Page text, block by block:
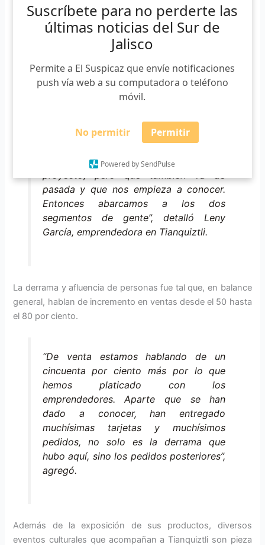
Suscríbete para no perderte las
últimas noticias del Sur de
Jalisco
Permite a El Suspicaz que envíe notificaciones
push vía web a su computadora o teléfono
móvil.
No permitir Permitir
Powered by SendPulse
* Requerido
Email*
“En el Jardín del Rico sí va gente, la
gente que conoce el proyecto, pero
aquí viene gente que conoce el
pasada y que nos empieza a conocer.
Entonces abarcamos a los dos
segmentos de gente”, detalló Leny
García, emprendedora en Tianquiztli.
La derrama y afluencia de personas fue tal que, en balance
general, hablan de incremento en ventas desde el 50 hasta
el 80 por ciento.
“De venta estamos hablando de un
cincuenta por ciento más por lo que
hemos platicado con los
emprendedores. Aparte que se han
dado a conocer, han entregado
muchísimas tarjetas y muchísimos
pedidos, no solo es la derrama que
hubo aquí, sino los pedidos posteriores”,
agregó.
Además de la exposición de sus productos, diversos
eventos culturales que acompañan a Tianquiztli son pieza